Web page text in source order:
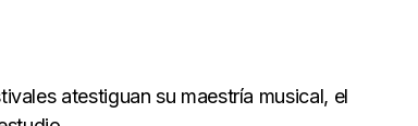
atestiguan su maestría musical, el